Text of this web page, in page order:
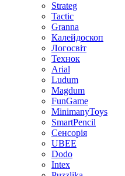
Strateg
Tactic
Granna
Калейдоскоп
Логосвіт
Технок
Arial
Ludum
Magdum
FunGame
MinimanyToys
SmartPencil
Сенсорія
UBEE
Dodo
Intex